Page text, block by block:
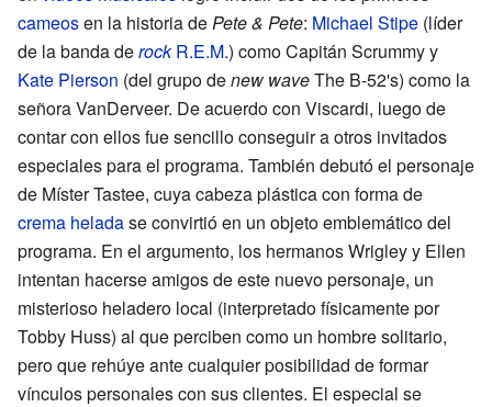
cameosen la historia dePete & Pete: Michael Stipe (líder
de la banda derock R.E.M.) como Capitán Scrummy y
Kate Pierson (del grupo denew waveThe B-52's) como la
señora VanDerveer. De acuerdo con Viscardi, luego de
contar con ellos fue sencillo conseguir a otros invitados
especiales para el programa. También debutó el personaje
de Míster Tastee, cuya cabeza plástica con forma de
crema heladase convirtió en un objeto emblemático del
programa. En el argumento, los hermanos Wrigley y Ellen
intentan hacerse amigos de este nuevo personaje, un
misterioso heladero local (interpretado físicamente por
Tobby Huss) al que perciben como un hombre solitario,
pero que rehúye ante cualquier posibilidad de formar
vínculos personales con sus clientes. El especial se